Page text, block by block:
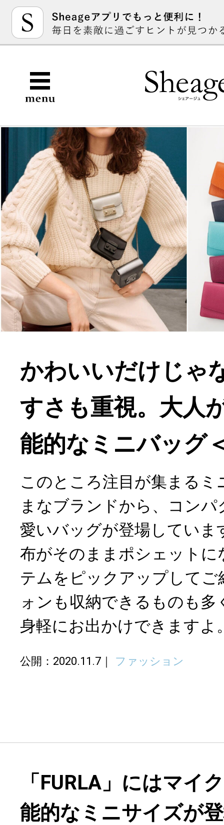
かわいいだけじゃ
すさも重視。大人
能的なミニバッグ
このところ注目が集まるミ
まなブランドから、コン
愛いバッグが登場していま
布がそのままポシェット
テムをピックアップしてご
ォンも収納できるものも
身軽にお出かけできますよ
公開：2020.11.7 ファッション
「FURLA」にはマイ
能的なミニサイズが